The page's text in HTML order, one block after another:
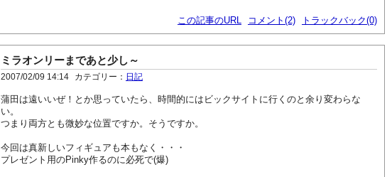
この記事のURL コメント(2) トラックバック(0)
ミラオンリーまであと少し～
2007/02/09 14:14 カテゴリー： 日記
蒲田は遠いいぜ！とか思っていたら、時間的にはビックサイトに行くのと余り変わらな
い。
つまり両方とも微妙な位置ですか。そうですか。
今回は真新しいフィギュアも本もなく・・・
プレゼント用のPinky作るのに必死で(爆)